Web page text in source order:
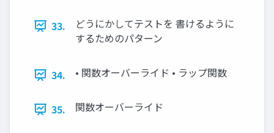
33.
どうにかしてテストを 書けるように
するためのパターン
34. • 関数オーバーライド • ラップ関数
35. 関数オーバーライド